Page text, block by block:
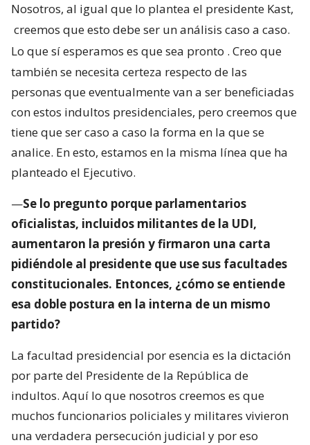
Nosotros, al igual que lo plantea el presidente Kast,
creemos que esto debe ser un análisis caso a caso.
Lo que sí esperamos es que sea pronto . Creo que
también se necesita certeza respecto de las
personas que eventualmente van a ser beneficiadas
con estos indultos presidenciales, pero creemos que
tiene que ser caso a caso la forma en la que se
analice. En esto, estamos en la misma línea que ha
planteado el Ejecutivo.
—Se lo pregunto porque parlamentarios
oficialistas, incluidos militantes de la UDI,
aumentaron la presión y firmaron una carta
pidiéndole al presidente que use sus facultades
constitucionales. Entonces, ¿cómo se entiende
esa doble postura en la interna de un mismo
partido?
La facultad presidencial por esencia es la dictación
por parte del Presidente de la República de
indultos. Aquí lo que nosotros creemos es que
muchos funcionarios policiales y militares vivieron
una verdadera persecución judicial y por eso